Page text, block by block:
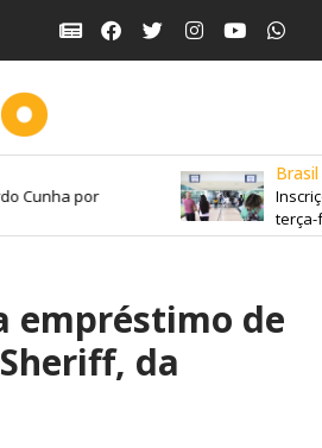
Cunha por
Brasil
terça-
empréstimo de
da